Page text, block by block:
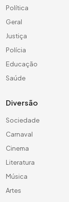
Política
Geral
Justiça
Polícia
Educação
Saúde
Diversão
Sociedade
Carnaval
Cinema
Literatura
Música
Artes